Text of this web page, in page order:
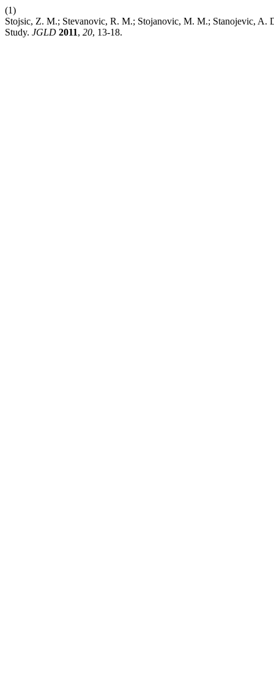
(1)
Stojsic, Z. M.; Stevanovic, R. M.; Stojanovic, M. M.; Stanojevic, A.
Study. JGLD 2011, 20, 13-18.